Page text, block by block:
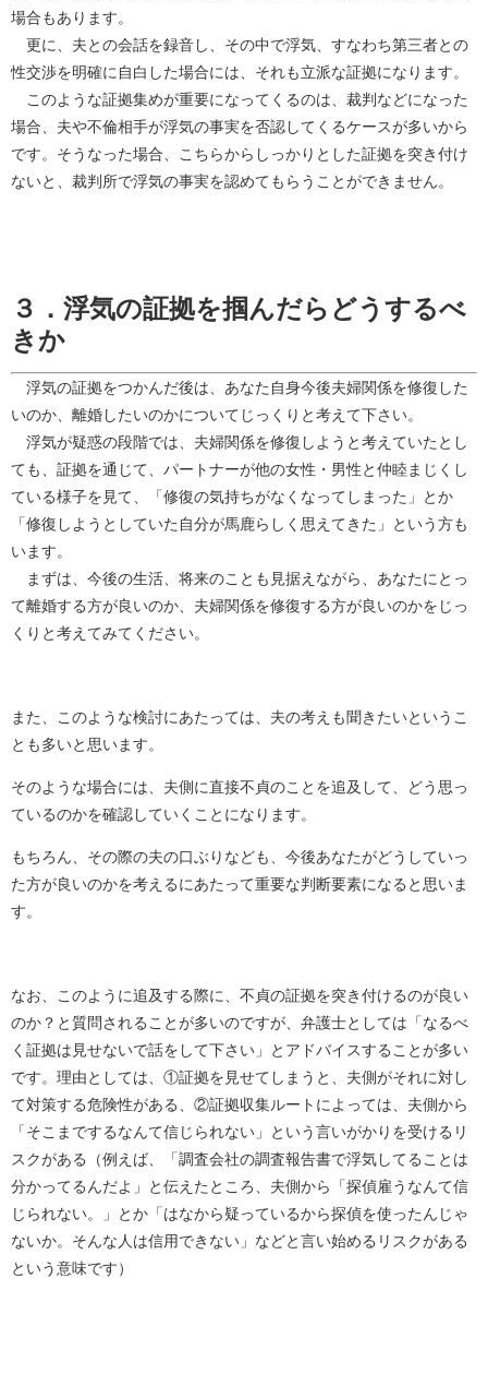
場合もあります。
更に、夫との会話を録音し、その中で浮気、すなわち第三者との
性交渉を明確に自白した場合には、それも立派な証拠になります。
このような証拠集めが重要になってくるのは、裁判などになった
場合、夫や不倫相手が浮気の事実を否認してくるケースが多いから
です。そうなった場合、こちらからしっかりとした証拠を突き付け
ないと、裁判所で浮気の事実を認めてもらうことができません。
３．浮気の証拠を掴んだらどうするべ
きか
浮気の証拠をつかんだ後は、あなた自身今後夫婦関係を修復した
いのか、離婚したいのかについてじっくりと考えて下さい。
浮気が疑惑の段階では、夫婦関係を修復しようと考えていたとし
ても、証拠を通じて、パートナーが他の女性・男性と仲睦まじくし
ている様子を見て、「修復の気持ちがなくなってしまった」とか
「修復しようとしていた自分が馬鹿らしく思えてきた」という方も
います。
まずは、今後の生活、将来のことも見据えながら、あなたにとっ
て離婚する方が良いのか、夫婦関係を修復する方が良いのかをじっ
くりと考えてみてください。
また、このような検討にあたっては、夫の考えも聞きたいというこ
とも多いと思います。
そのような場合には、夫側に直接不貞のことを追及して、どう思っ
ているのかを確認していくことになります。
もちろん、その際の夫の口ぶりなども、今後あなたがどうしていっ
た方が良いのかを考えるにあたって重要な判断要素になると思いま
す。
なお、このように追及する際に、不貞の証拠を突き付けるのが良い
のか？と質問されることが多いのですが、弁護士としては「なるべ
く証拠は見せないで話をして下さい」とアドバイスすることが多い
です。理由としては、①証拠を見せてしまうと、夫側がそれに対し
て対策する危険性がある、②証拠収集ルートによっては、夫側から
「そこまでするなんて信じられない」という言いがかりを受けるリ
スクがある（例えば、「調査会社の調査報告書で浮気してることは
分かってるんだよ」と伝えたところ、夫側から「探偵雇うなんて信
じられない。」とか「はなから疑っているから探偵を使ったんじゃ
ないか。そんな人は信用できない」などと言い始めるリスクがある
という意味です）